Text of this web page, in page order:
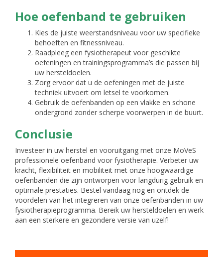
Hoe oefenband te gebruiken
Kies de juiste weerstandsniveau voor uw specifieke
behoeften en fitnessniveau.
Raadpleeg een fysiotherapeut voor geschikte
oefeningen en trainingsprogramma’s die passen bij
uw hersteldoelen.
Zorg ervoor dat u de oefeningen met de juiste
techniek uitvoert om letsel te voorkomen.
Gebruik de oefenbanden op een vlakke en schone
ondergrond zonder scherpe voorwerpen in de buurt.
Conclusie
Investeer in uw herstel en vooruitgang met onze MoVeS
professionele oefenband voor fysiotherapie. Verbeter uw
kracht, flexibiliteit en mobiliteit met onze hoogwaardige
oefenbanden die zijn ontworpen voor langdurig gebruik en
optimale prestaties. Bestel vandaag nog en ontdek de
voordelen van het integreren van onze oefenbanden in uw
fysiotherapieprogramma. Bereik uw hersteldoelen en werk
aan een sterkere en gezondere versie van uzelf!